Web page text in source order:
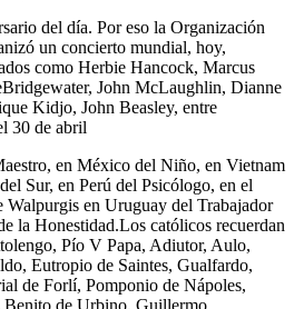
del día. Por eso la Organización
un concierto mundial, hoy,
como Herbie Hancock, Marcus
John McLaughlin, Dianne
Kidjo, John Beasley, entre
30 de abril
en México del Niño, en Vietnam
Sur, en Perú del Psicólogo, en el
Walpurgis en Uruguay del Trabajador
la Honestidad.Los católicos recuerdan
Pío V Papa, Adiutor, Aulo,
Eutropio de Saintes, Gualfardo,
de Forlí, Pomponio de Nápoles,
de Urbino, Guillermo